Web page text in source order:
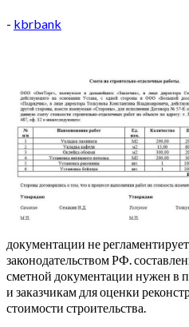
- kbrbank
документации не
законодательством РФ.
сметной документации нужен в
и заказчикам для оценки
стоимости строительства.